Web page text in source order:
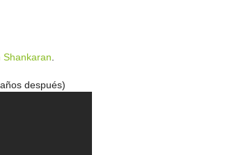
Shankaran
después)